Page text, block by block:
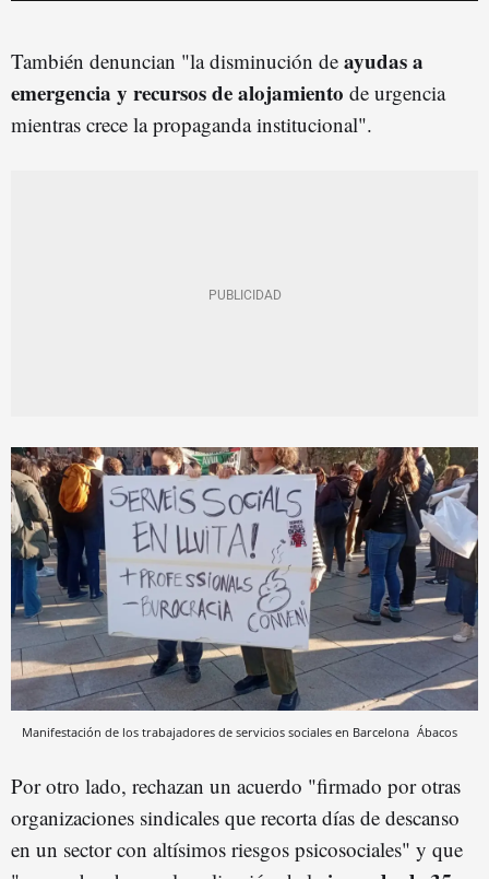
También denuncian "la disminución de ayudas a
emergencia y recursos de alojamiento de urgencia
mientras crece la propaganda institucional".
Manifestación de los trabajadores de servicios sociales en Barcelona Ábacos
Por otro lado, rechazan un acuerdo "firmado por otras
organizaciones sindicales que recorta días de descanso
en un sector con altísimos riesgos psicosociales" y que